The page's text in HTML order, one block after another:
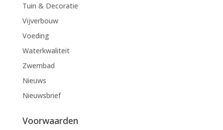
Tuin & Decoratie
Vijverbouw
Voeding
Waterkwaliteit
Zwembad
Nieuws
Nieuwsbrief
Voorwaarden